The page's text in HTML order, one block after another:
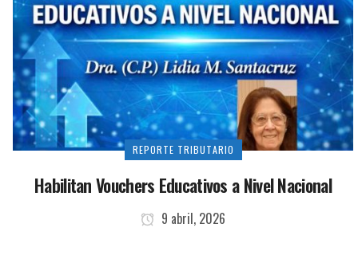
REPORTE TRIBUTARIO
Habilitan Vouchers Educativos a Nivel Nacional
9 abril, 2026